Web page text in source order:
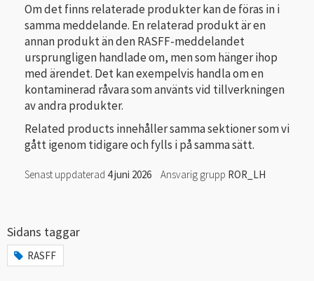
Om det finns relaterade produkter kan de föras in i
samma meddelande. En relaterad produkt är en
annan produkt än den RASFF-meddelandet
ursprungligen handlade om, men som hänger ihop
med ärendet. Det kan exempelvis handla om en
kontaminerad råvara som använts vid tillverkningen
av andra produkter.
Related products innehåller samma sektioner som vi
gått igenom tidigare och fylls i på samma sätt.
Senast uppdaterad 4 juni 2026 Ansvarig grupp ROR_LH
Sidans taggar
RASFF